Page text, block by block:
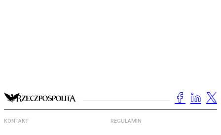
KONTAKT REGULAMIN